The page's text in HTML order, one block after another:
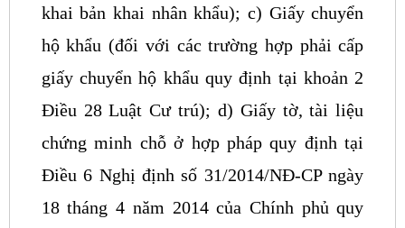
khai bản khai nhân khẩu); c) Giấy chuyển
hộ khẩu (đối với các trường hợp phải cấp
giấy chuyển hộ khẩu quy định tại khoản 2
Điều 28 Luật Cư trú); d) Giấy tờ, tài liệu
chứng minh chỗ ở hợp pháp quy định tại
Điều 6 Nghị định số 31/2014/NĐ-CP ngày
18 tháng 4 năm 2014 của Chính phủ quy